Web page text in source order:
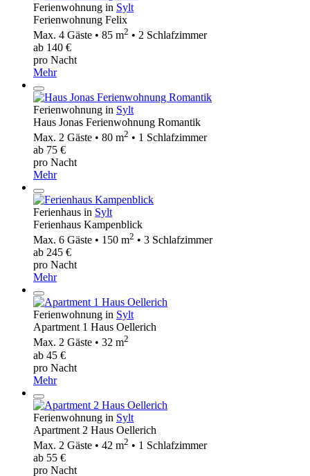
Ferienwohnung in Sylt
Ferienwohnung Felix
Max. 4 Gäste • 85 m2 • 2 Schlafzimmer
ab 140 €
pro Nacht
Mehr
Ferienwohnung in Sylt
Haus Jonas Ferienwohnung Romantik
Max. 2 Gäste • 80 m2 • 1 Schlafzimmer
ab 75 €
pro Nacht
Mehr
Ferienhaus in Sylt
Ferienhaus Kampenblick
Max. 6 Gäste • 150 m2 • 3 Schlafzimmer
ab 245 €
pro Nacht
Mehr
Ferienwohnung in Sylt
Apartment 1 Haus Oellerich
Max. 2 Gäste • 32 m2
ab 45 €
pro Nacht
Mehr
Ferienwohnung in Sylt
Apartment 2 Haus Oellerich
Max. 2 Gäste • 42 m2 • 1 Schlafzimmer
ab 55 €
pro Nacht